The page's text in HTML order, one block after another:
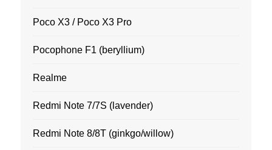
Poco X3 / Poco X3 Pro
Pocophone F1 (beryllium)
Realme
Redmi Note 7/7S (lavender)
Redmi Note 8/8T (ginkgo/willow)